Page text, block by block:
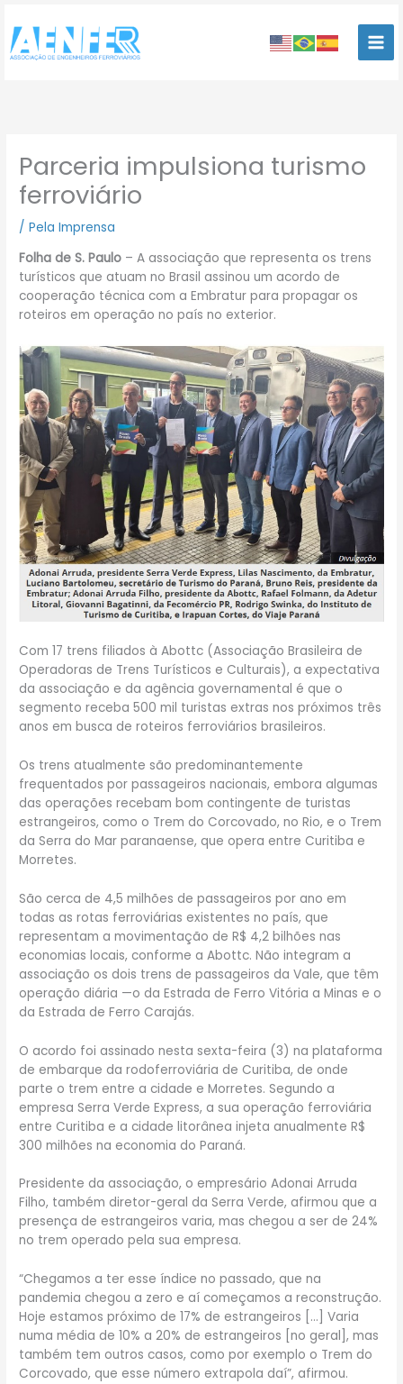
para
conteúdo
Parceria impulsiona turismo
ferroviário
/Pela Imprensa
Folha de S. Paulo – A associação que representa os trens
turísticos que atuam no Brasil assinou um acordo de
cooperação técnica com a Embratur para propagar os
roteiros em operação no país no exterior.
Com 17 trens filiados à Abottc (Associação Brasileira de
Operadoras de Trens Turísticos e Culturais), a expectativa
da associação e da agência governamental é que o
segmento receba 500 mil turistas extras nos próximos três
anos em busca de roteiros ferroviários brasileiros.
Os trens atualmente são predominantemente
frequentados por passageiros nacionais, embora algumas
das operações recebam bom contingente de turistas
estrangeiros, como o Trem do Corcovado, no Rio, e o Trem
da Serra do Mar paranaense, que opera entre Curitiba e
Morretes.
São cerca de 4,5 milhões de passageiros por ano em
todas as rotas ferroviárias existentes no país, que
representam a movimentação de R$ 4,2 bilhões nas
economias locais, conforme a Abottc. Não integram a
associação os dois trens de passageiros da Vale, que têm
operação diária —o da Estrada de Ferro Vitória a Minas e o
da Estrada de Ferro Carajás.
O acordo foi assinado nesta sexta-feira (3) na plataforma
de embarque da rodoferroviária de Curitiba, de onde
parte o trem entre a cidade e Morretes. Segundo a
empresa Serra Verde Express, a sua operação ferroviária
entre Curitiba e a cidade litorânea injeta anualmente R$
300 milhões na economia do Paraná.
Presidente da associação, o empresário Adonai Arruda
Filho, também diretor-geral da Serra Verde, afirmou que a
presença de estrangeiros varia, mas chegou a ser de 24%
no trem operado pela sua empresa.
“Chegamos a ter esse índice no passado, que na
pandemia chegou a zero e aí começamos a reconstrução.
Hoje estamos próximo de 17% de estrangeiros […] Varia
numa média de 10% a 20% de estrangeiros [no geral], mas
também tem outros casos, como por exemplo o Trem do
Corcovado, que esse número extrapola daí”, afirmou.